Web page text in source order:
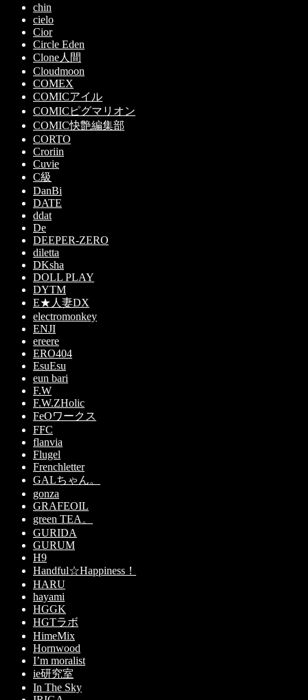
chin
cielo
Cior
Circle Eden
Clone人間
Cloudmoon
COMEX
COMICアイル
COMICピグマリオン
COMIC快艶編集部
CORTO
Croriin
Cuvie
C級
DanBi
DATE
ddat
De
DEEPER-ZERO
diletta
DKsha
DOLL PLAY
DYTM
E★人妻DX
electromonkey
ENJI
ereere
ERO404
EsuEsu
eun bari
F.W
F.W.ZHolic
FeOワークス
FFC
flanvia
Flugel
Frenchletter
GALちゃん。
gonza
GRAFEOIL
green TEA。
GURIDA
GURUM
H9
Handful☆Happiness！
HARU
hayami
HGGK
HGTラボ
HimeMix
Hornwood
I’m moralist
ie研究室
In The Sky